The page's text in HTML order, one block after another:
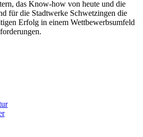
das Know-how von heute und die
für die Stadtwerke Schwetzingen die
Erfolg in einem Wettbewerbsumfeld